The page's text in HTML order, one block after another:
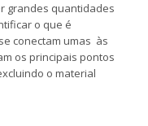
grandes quantidades
o que é
conectam umas às
os principais pontos
o material